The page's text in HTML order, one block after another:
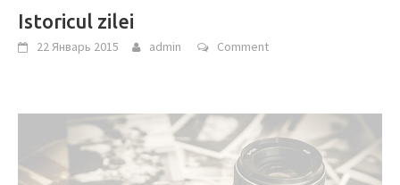
Istoricul zilei
22 Январь 2015 admin Comment